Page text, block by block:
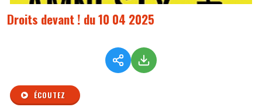
Droits devant ! du 10 04 2025
ÉCOUTEZ